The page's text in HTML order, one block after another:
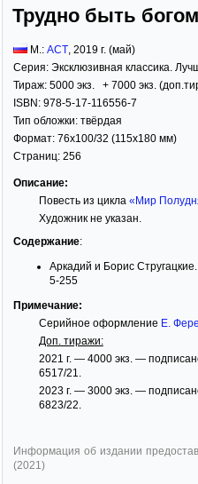
Трудно быть богом
М.: АСТ, 2019 г. (май)
Серия: Эксклюзивная классика.
Тираж: 5000 экз. + 7000 экз.
ISBN: 978-5-17-116556-7
Тип обложки: твёрдая
Формат: 76x100/32 (115x180 мм)
Страниц: 256
Описание:
Повесть из цикла «Мир
Художник не указан.
Содержание:
Аркадий и Борис Стругацкие.
5-255
Примечание:
Серийное оформление Е.
Доп. тиражи:
2021 г. — 4000 экз. —
6517/21.
2023 г. — 3000 экз. —
6823/22.
Информация об издании
(2021)